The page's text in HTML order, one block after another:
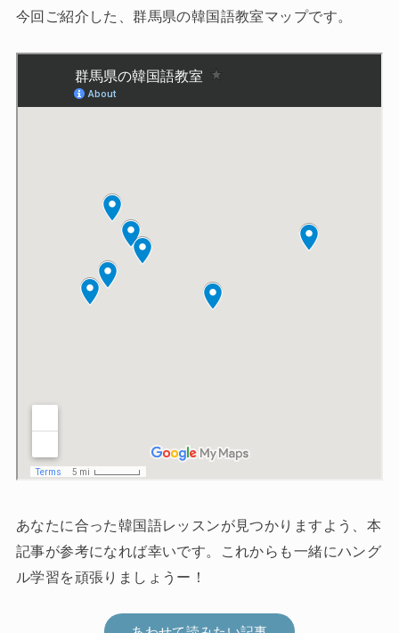
今回ご紹介した、群馬県の韓国語教室マップです。
あなたに合った韓国語レッスンが見つかりますよう、本
記事が参考になれば幸いです。これからも一緒にハング
ル学習を頑張りましょうー！